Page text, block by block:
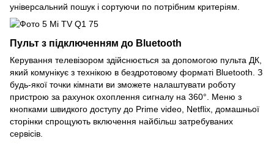
універсальний пошук і сортуючи по потрібним критеріям.
Пульт з підключенням до Bluetooth
Керування телевізором здійснюється за допомогою пульта ДК,
який комунікує з технікою в бездротовому форматі Bluetooth. З
будь-якої точки кімнати ви зможете налаштувати роботу
пристрою за рахунок охоплення сигналу на 360°. Меню з
кнопками швидкого доступу до Prime video, Netflix, домашньої
сторінки спрощують включення найбільш затребуваних
сервісів.